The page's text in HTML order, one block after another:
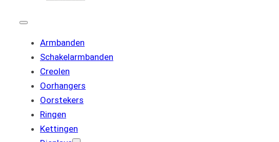
Armbanden
Schakelarmbanden
Creolen
Oorhangers
Oorstekers
Ringen
Kettingen